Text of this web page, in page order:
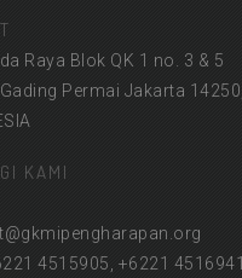
Raya Blok QK 1 no. 3 & 5
Permai Jakarta 14250,
KAMI
4515905, +6221 4516941